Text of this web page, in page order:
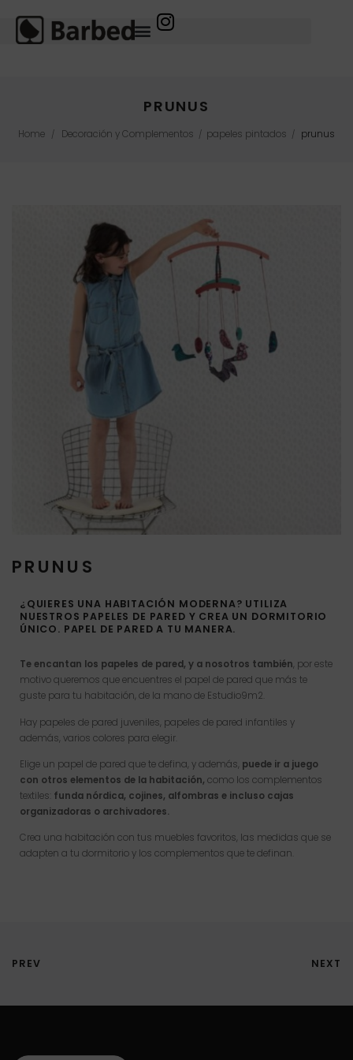
PRUNUS
Home / Decoración y Complementos / papeles pintados / prunus
PRUNUS
¿QUIERES UNA HABITACIÓN MODERNA? UTILIZA
NUESTROS PAPELES DE PARED Y CREA UN DORMITORIO
ÚNICO. PAPEL DE PARED A TU MANERA.
Te encantan los papeles de pared, y a nosotros también, por este
motivo queremos que encuentres el papel de pared que más te
guste para tu habitación, de la mano de Estudio9m2.
Hay papeles de pared juveniles, papeles de pared infantiles y
además, varios colores para elegir.
Elige un papel de pared que te defina, y además, puede ir a juego
con otros elementos de la habitación, como los complementos
textiles: funda nórdica, cojines, alfombras e incluso cajas
organizadoras o archivadores.
Crea una habitación con tus muebles favoritos, las medidas que se
adapten a tu dormitorio y los complementos que te definan.
PREV NEXT